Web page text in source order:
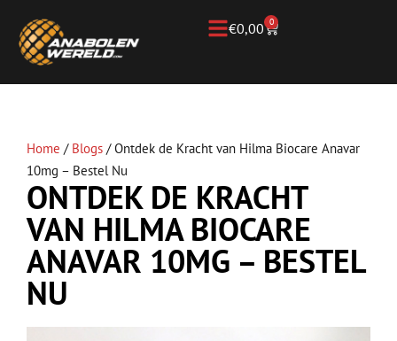
€0,00 0
Home / Blogs /Ontdek de Kracht van Hilma Biocare Anavar
10mg – Bestel Nu
ONTDEK DE KRACHT
VAN HILMA BIOCARE
ANAVAR 10MG – BESTEL
NU